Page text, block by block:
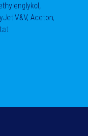
Aceton,